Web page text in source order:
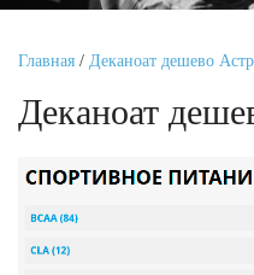
Главная / Деканоат дешево
Деканоат